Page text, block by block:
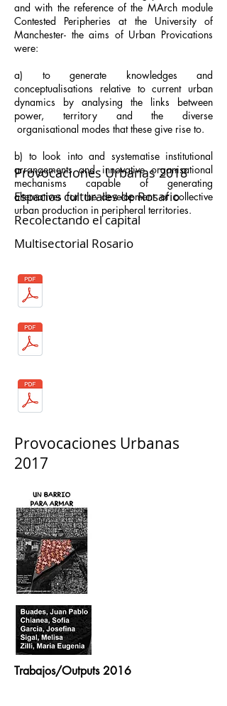
Trabajos/Outputs 2016
and with the reference of the MArch module
Contested Peripheries at the University of
Manchester- the aims of Urban Provications
were:
a) to generate knowledges and
conceptualisations relative to current urban
dynamics by analysing the links between
power, territory and the diverse
organisational modes that these give rise to.
b) to look into and systematise institutional
arrangements and innovative organisational
mechanisms capable of generating
alternatives for the development of collective
urban production in peripheral territories.
Provocaciones Urbanas
2017
Provocaciones Urbanas 2018
Espacios culturales de Rosario
Recolectando el capital
Multisectorial Rosario